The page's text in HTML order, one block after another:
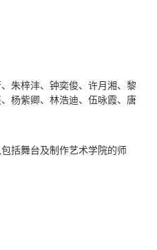
朱梓沣、钟奕俊、许月湘、黎
杨紫卿、林浩迪、伍咏霞、唐
括舞台及制作艺术学院的师